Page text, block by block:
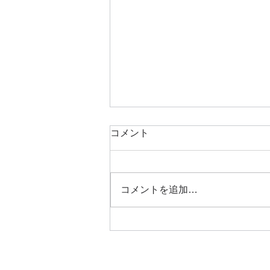
コメント
コメントを追加…